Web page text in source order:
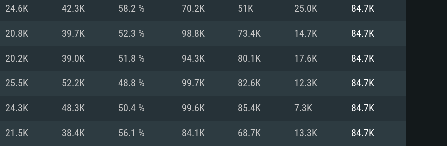
11: AMD
660. La
le jeu est de
Carte graphique supportant DirectX 11 ou plus et
drivers: Nvidia GeForce 1060 et plus, Radeon RX
570 et plus.
Connection: Connexion Internet à haut débit
supportés)
(Mac), ou
minimale
ne sont pas supportés)
Mémoire: 8 GB
Carte graphique: Radeon Vega II ou plus avec
support de Metal
Connection: Connexion Internet à haut débit
les derniers
pour AMD
Carte graphique: NVIDIA 1060 avec les derniers
drivers (moins de 6 mois) / de même pour AMD
(Radeon RX 570) avec les derniers drivers de
24.6K 42.3K 58.2 % 70.2K 51K 25.0K 84.7K
20.8K 39.7K 52.3 % 98.8K 73.4K 14.7K 84.7K
20.2K 39.0K 51.8 % 94.3K 80.1K 17.6K 84.7K
25.5K 52.2K 48.8 % 99.7K 82.6K 12.3K 84.7K
24.3K 48.3K 50.4 % 99.6K 85.4K 7.3K 84.7K
21.5K 38.4K 56.1 % 84.1K 68.7K 13.3K 84.7K